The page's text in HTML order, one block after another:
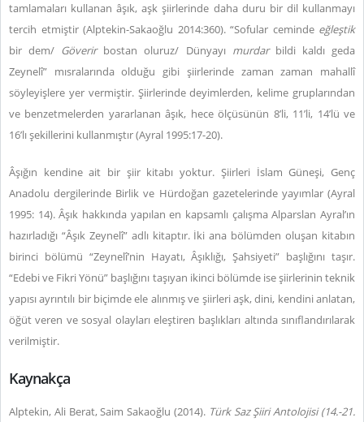
tamlamaları kullanan âşık, aşk şiirlerinde daha duru bir dil kullanmayı
tercih etmiştir (Alptekin-Sakaoğlu 2014:360). “Sofular ceminde eğleştik
bir dem/ Göverirbostan oluruz/ Dünyayımurdarbildi kaldı geda
Zeynelî” mısralarında olduğu gibi şiirlerinde zaman zaman mahallî
söyleyişlere yer vermiştir. Şiirlerinde deyimlerden, kelime gruplarından
ve benzetmelerden yararlanan âşık, hece ölçüsünün 8’li, 11’li, 14’lü ve
16’lı şekillerini kullanmıştır (Ayral 1995:17-20).
Âşığın kendine ait bir şiir kitabı yoktur. Şiirleri İslam Güneşi, Genç
Anadolu dergilerinde Birlik ve Hürdoğan gazetelerinde yayımlar (Ayral
1995: 14). Âşık hakkında yapılan en kapsamlı çalışma Alparslan Ayral’ın
hazırladığı “Âşık Zeynelî” adlı kitaptır. İki ana bölümden oluşan kitabın
birinci bölümü “Zeynelî’nin Hayatı, Âşıklığı, Şahsiyeti” başlığını taşır.
“Edebi ve Fikri Yönü” başlığını taşıyan ikinci bölümde ise şiirlerinin teknik
yapısı ayrıntılı bir biçimde ele alınmış ve şiirleri aşk, dini, kendini anlatan,
öğüt veren ve sosyal olayları eleştiren başlıkları altında sınıflandırılarak
verilmiştir.
Kaynakça
Alptekin, Ali Berat, Saim Sakaoğlu (2014). Türk Saz Şiiri Antolojisi (14.-21.